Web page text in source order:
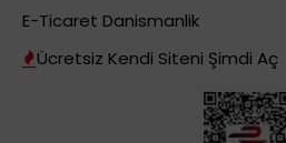
E-Ticaret Danismanlik
Ücretsiz Kendi Siteni Şimdi Aç